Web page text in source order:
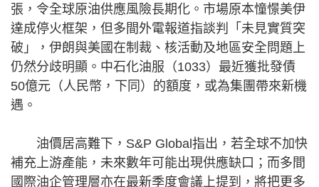
張，令全球原油供應風險長期化。市場原本憧憬美伊
達成停火框架，但多間外電報道指談判「未見實質突
破」，伊朗與美國在制裁、核活動及地區安全問題上
仍然分歧明顯。中石化油服（1033）最近獲批發債
50億元（人民幣，下同）的額度，或為集團帶來新機
遇。
油價居高難下，S&P Global指出，若全球不加快
補充上游產能，未來數年可能出現供應缺口；而多間
國際油企管理層亦在最新季度會議上提到，將把更多